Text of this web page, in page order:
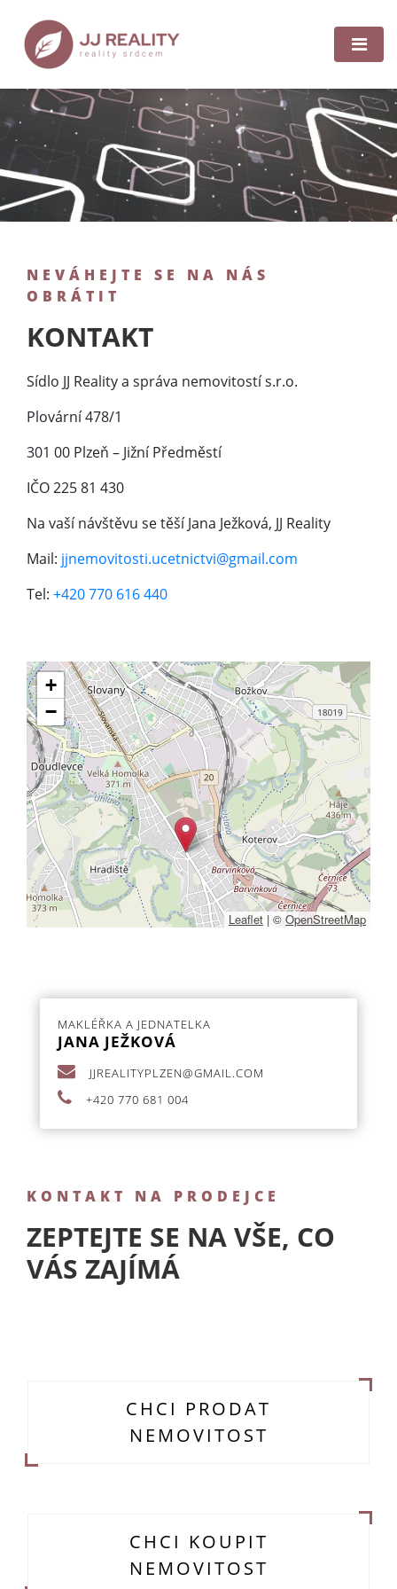
NEVÁHEJTE SE NA NÁS
OBRÁTIT
KONTAKT
Sídlo JJ Reality a správa nemovitostí s.r.o.
Plovární 478/1
301 00 Plzeň – Jižní Předměstí
IČO 225 81 430
Na vaší návštěvu se těší Jana Ježková, JJ Reality
Mail: jjnemovitosti.ucetnictvi@gmail.com
Tel: +420 770 616 440
+
−
Leaflet | © OpenStreetMap
MAKLÉŘKA A JEDNATELKA
JANA JEŽKOVÁ
JJREALITYPLZEN@GMAIL.COM
+420 770 681 004
KONTAKT NA PRODEJCE
ZEPTEJTE SE NA VŠE, CO
VÁS ZAJÍMÁ
CHCI PRODAT
NEMOVITOST
CHCI KOUPIT
NEMOVITOST